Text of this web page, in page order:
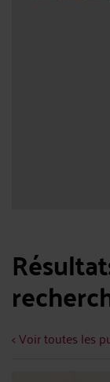
< Voir toutes les